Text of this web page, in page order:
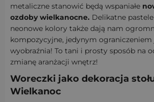
metaliczne stanowić będą wspaniałe
ozdoby wielkanocne. Delikatne
neonowe kolory także dają nam
kompozycyjne, jedynym ograniczeniem
wyobraźnia! To tani i prosty sposób na
zmianę aranżacji wnętrz!
Woreczki jako dekoracja
Wielkanoc